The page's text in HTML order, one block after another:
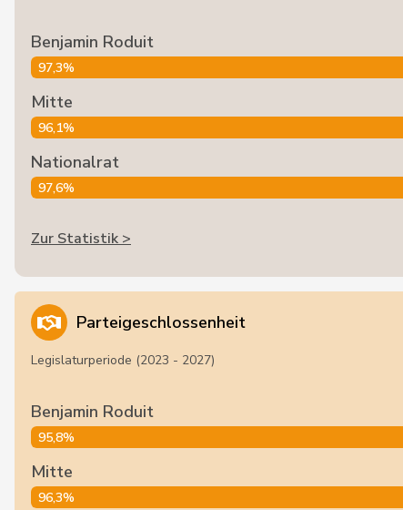
Benjamin Roduit
97,3%
Mitte
96,1%
Nationalrat
97,6%
Zur Statistik >
Parteigeschlossenheit
Legislaturperiode (2023 - 2027)
Benjamin Roduit
95,8%
Mitte
96,3%